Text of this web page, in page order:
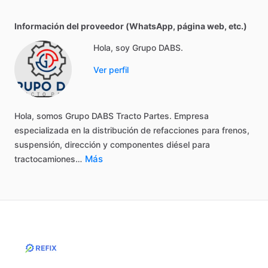
Información del proveedor (WhatsApp, página web, etc.)
Hola, soy Grupo DABS.
Ver perfil
Hola, somos Grupo DABS Tracto Partes. Empresa
especializada en la distribución de refacciones para frenos,
suspensión, dirección y componentes diésel para
tractocamiones… Más